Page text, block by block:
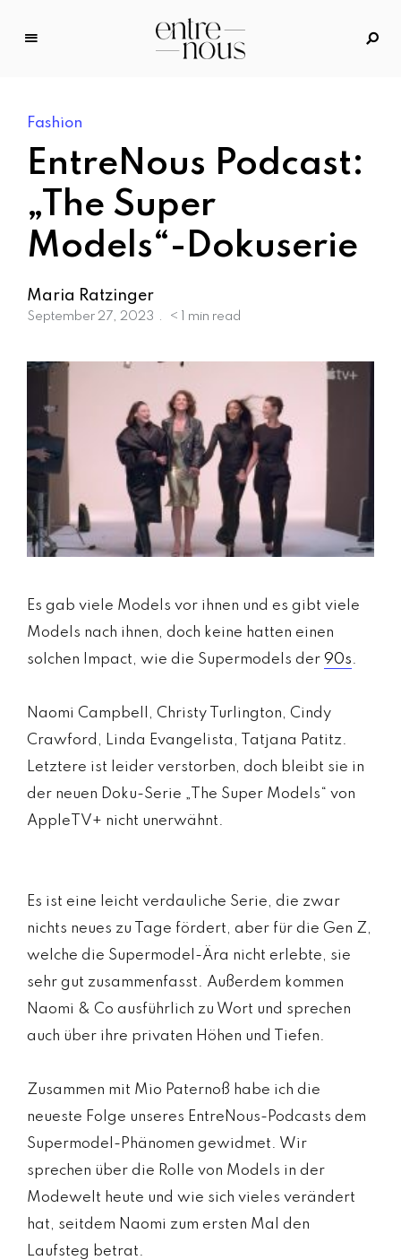
N
o
u
s
–
M
d
e
m
a
g
a
zi
n
a
u
Ö
st
rr
c
h
Fashion
EntreNous Podcast:
„The Super
Models“-Dokuserie
Maria Ratzinger
September 27, 2023 < 1 min read
Es gab viele Models vor ihnen und es gibt viele
Models nach ihnen, doch keine hatten einen
solchen Impact, wie die Supermodels der 90s.
Naomi Campbell, Christy Turlington, Cindy
Crawford, Linda Evangelista, Tatjana Patitz.
Letztere ist leider verstorben, doch bleibt sie in
der neuen Doku-Serie „The Super Models“ von
AppleTV+ nicht unerwähnt.
Es ist eine leicht verdauliche Serie, die zwar
nichts neues zu Tage fördert, aber für die Gen Z,
welche die Supermodel-Ära nicht erlebte, sie
sehr gut zusammenfasst. Außerdem kommen
Naomi & Co ausführlich zu Wort und sprechen
auch über ihre privaten Höhen und Tiefen.
Zusammen mit Mio Paternoß habe ich die
neueste Folge unseres EntreNous-Podcasts dem
Supermodel-Phänomen gewidmet. Wir
sprechen über die Rolle von Models in der
Modewelt heute und wie sich vieles verändert
hat, seitdem Naomi zum ersten Mal den
Laufsteg betrat.